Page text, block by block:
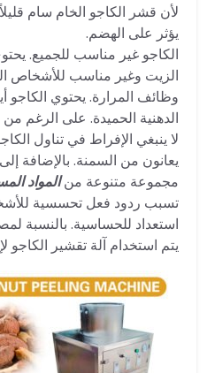
لأن قشر الكاجو الخام سام
يؤثر على الهضم.
الكاجو غير مناسب للجميع.
الزيت وغير مناسب للأشخاص
وظائف المرارة. يحتوي
الدهنية الحميدة. على الرغم من
لا ينبغي الإفراط في تناول
يعانون من السمنة. بالإضافة
مجموعة متنوعة منالمواد
تسبب ردود فعل تحسسية
استعداد للحساسية. بالنسبة
يتم استخدام آلة تقشير الكاجو